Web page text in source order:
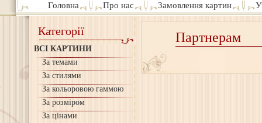
Головна Про нас Замовлення картин
Категорії
ВСІ КАРТИНИ
За темами
За стилями
За кольоровою гаммою
За розміром
За цінами
Партнерам